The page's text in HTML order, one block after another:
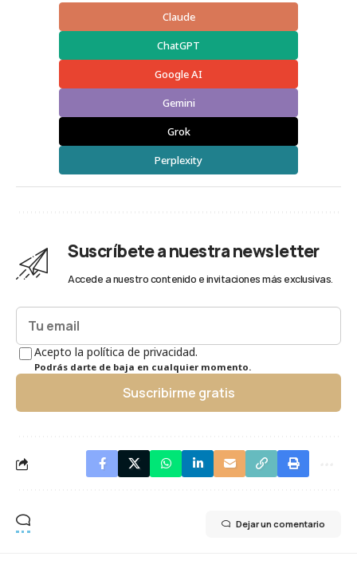
Claude
ChatGPT
Google AI
Gemini
Grok
Perplexity
Suscríbete a nuestra newsletter
Accede a nuestro contenido e invitaciones más exclusivas.
Acepto la política de privacidad.
Podrás darte de baja en cualquier momento.
Suscribirme gratis
Dejar un comentario